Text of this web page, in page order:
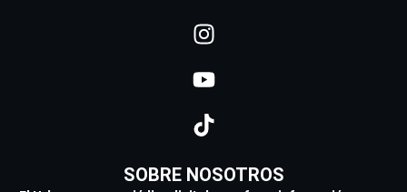
SOBRE NOSOTROS